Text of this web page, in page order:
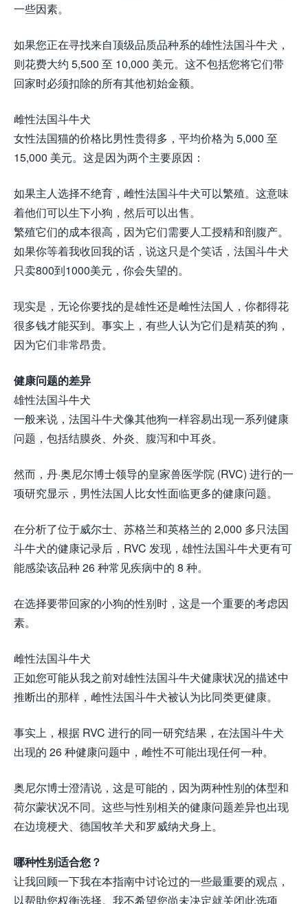
一些因素。
如果您正在寻找来自顶级品质品种系的雄性法国斗牛犬，
则花费大约 5,500 至 10,000 美元。这不包括您将它们带
回家时必须扣除的所有其他初始金额。
雌性法国斗牛犬
女性法国猫的价格比男性贵得多，平均价格为 5,000 至
15,000 美元。这是因为两个主要原因：
如果主人选择不绝育，雌性法国斗牛犬可以繁殖。这意味
着他们可以生下小狗，然后可以出售。
繁殖它们的成本很高，因为它们需要人工授精和剖腹产。
如果你等着我收回我的话，说这只是个笑话，法国斗牛犬
只卖800到1000美元，你会失望的。
现实是，无论你要找的是雄性还是雌性法国人，你都得花
很多钱才能买到。事实上，有些人认为它们是精英的狗，
因为它们非常昂贵。
健康问题的差异
雄性法国斗牛犬
一般来说，法国斗牛犬像其他狗一样容易出现一系列健康
问题，包括结膜炎、外炎、腹泻和中耳炎。
然而，丹·奥尼尔博士领导的皇家兽医学院 (RVC) 进行的一
项研究显示，男性法国人比女性面临更多的健康问题。
在分析了位于威尔士、苏格兰和英格兰的 2,000 多只法国
斗牛犬的健康记录后，RVC 发现，雄性法国斗牛犬更有可
能感染该品种 26 种常见疾病中的 8 种。
在选择要带回家的小狗的性别时，这是一个重要的考虑因
素。
雌性法国斗牛犬
正如您可能从我之前对雄性法国斗牛犬健康状况的描述中
推断出的那样，雌性法国斗牛犬被认为比同类更健康。
事实上，根据 RVC 进行的同一研究结果，在法国斗牛犬
出现的 26 种健康问题中，雌性不可能出现任何一种。
奥尼尔博士澄清说，这是可能的，因为两种性别的体型和
荷尔蒙状况不同。这些与性别相关的健康问题差异也出现
在边境梗犬、德国牧羊犬和罗威纳犬身上。
哪种性别适合您？
让我回顾一下我在本指南中讨论过的一些最重要的观点，
以帮助您权衡选择。我不希望您尚未决定就关闭此选项